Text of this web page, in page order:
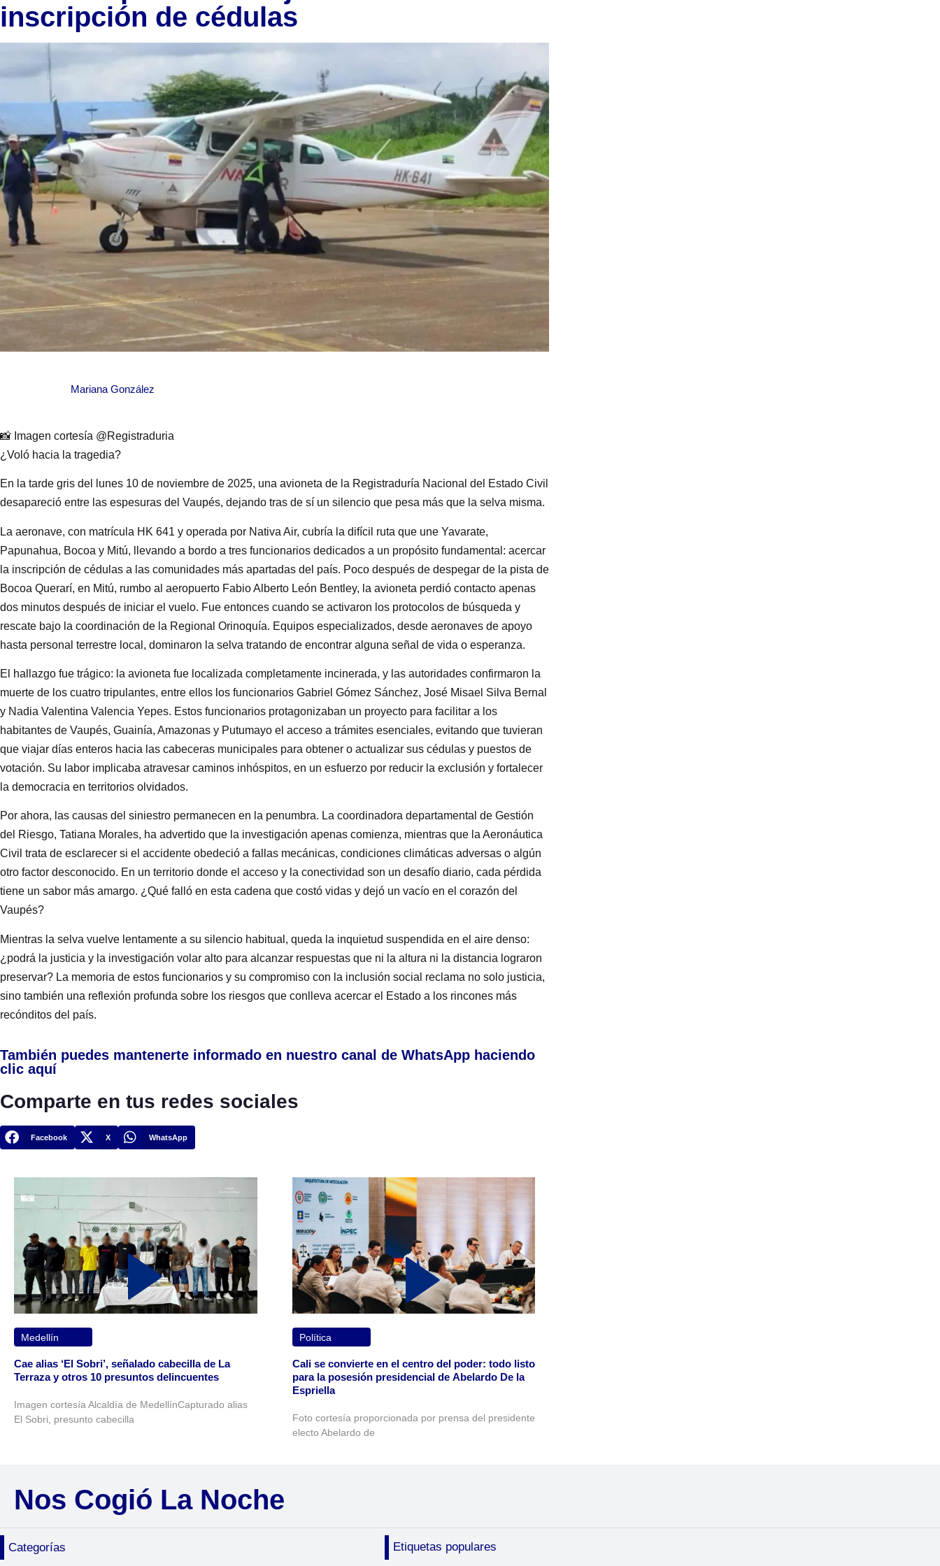
inscripción de cédulas
Mariana González
📸 Imagen cortesía @Registraduria
¿Voló hacia la tragedia?
En la tarde gris del lunes 10 de noviembre de 2025, una avioneta de la Registraduría Nacional del Estado Civil
desapareció entre las espesuras del Vaupés, dejando tras de sí un silencio que pesa más que la selva misma.
La aeronave, con matrícula HK 641 y operada por Nativa Air, cubría la difícil ruta que une Yavarate,
Papunahua, Bocoa y Mitú, llevando a bordo a tres funcionarios dedicados a un propósito fundamental: acercar
la inscripción de cédulas a las comunidades más apartadas del país. Poco después de despegar de la pista de
Bocoa Querarí, en Mitú, rumbo al aeropuerto Fabio Alberto León Bentley, la avioneta perdió contacto apenas
dos minutos después de iniciar el vuelo. Fue entonces cuando se activaron los protocolos de búsqueda y
rescate bajo la coordinación de la Regional Orinoquía. Equipos especializados, desde aeronaves de apoyo
hasta personal terrestre local, dominaron la selva tratando de encontrar alguna señal de vida o esperanza.
El hallazgo fue trágico: la avioneta fue localizada completamente incinerada, y las autoridades confirmaron la
muerte de los cuatro tripulantes, entre ellos los funcionarios Gabriel Gómez Sánchez, José Misael Silva Bernal
y Nadia Valentina Valencia Yepes. Estos funcionarios protagonizaban un proyecto para facilitar a los
habitantes de Vaupés, Guainía, Amazonas y Putumayo el acceso a trámites esenciales, evitando que tuvieran
que viajar días enteros hacia las cabeceras municipales para obtener o actualizar sus cédulas y puestos de
votación. Su labor implicaba atravesar caminos inhóspitos, en un esfuerzo por reducir la exclusión y fortalecer
la democracia en territorios olvidados.
Por ahora, las causas del siniestro permanecen en la penumbra. La coordinadora departamental de Gestión
del Riesgo, Tatiana Morales, ha advertido que la investigación apenas comienza, mientras que la Aeronáutica
Civil trata de esclarecer si el accidente obedeció a fallas mecánicas, condiciones climáticas adversas o algún
otro factor desconocido. En un territorio donde el acceso y la conectividad son un desafío diario, cada pérdida
tiene un sabor más amargo. ¿Qué falló en esta cadena que costó vidas y dejó un vacío en el corazón del
Vaupés?
Mientras la selva vuelve lentamente a su silencio habitual, queda la inquietud suspendida en el aire denso:
¿podrá la justicia y la investigación volar alto para alcanzar respuestas que ni la altura ni la distancia lograron
preservar? La memoria de estos funcionarios y su compromiso con la inclusión social reclama no solo justicia,
sino también una reflexión profunda sobre los riesgos que conlleva acercar el Estado a los rincones más
recónditos del país.
También puedes mantenerte informado en nuestro canal de WhatsApp haciendo
clic aquí
Comparte en tus redes sociales
Facebook X WhatsApp
Medellín
Cae alias ‘El Sobri’, señalado cabecilla de La
Terraza y otros 10 presuntos delincuentes
Imagen cortesía Alcaldía de MedellínCapturado alias
El Sobri, presunto cabecilla
Política
Cali se convierte en el centro del poder: todo listo
para la posesión presidencial de Abelardo De la
Espriella
Foto cortesía proporcionada por prensa del presidente
electo Abelardo de
Nos Cogió La Noche
Categorías Etiquetas populares